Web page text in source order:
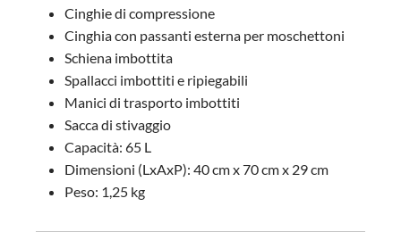
Cinghie di compressione
Cinghia con passanti esterna per moschettoni
Schiena imbottita
Spallacci imbottiti e ripiegabili
Manici di trasporto imbottiti
Sacca di stivaggio
Capacità: 65 L
Dimensioni (LxAxP): 40 cm x 70 cm x 29 cm
Peso: 1,25 kg